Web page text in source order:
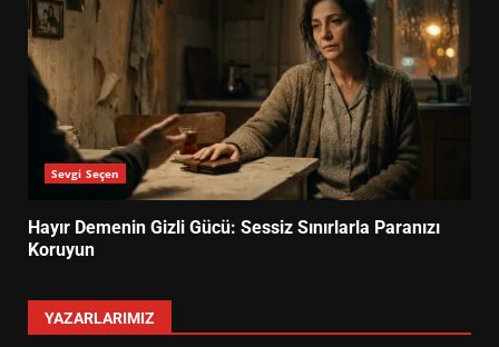
Sevgi Seçen
Hayır Demenin Gizli Gücü: Sessiz Sınırlarla Paranızı
Koruyun
YAZARLARIMIZ